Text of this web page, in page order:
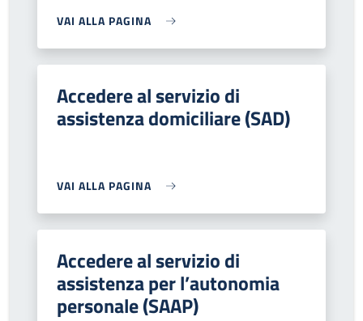
VAI ALLA PAGINA
Accedere al servizio di
assistenza domiciliare (SAD)
VAI ALLA PAGINA
Accedere al servizio di
assistenza per l’autonomia
personale (SAAP)